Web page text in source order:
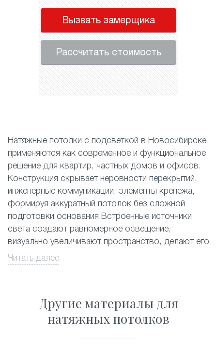
Вызвать замерщика
Рассчитать стоимость
Натяжные потолки с подсветкой в Новосибирске
применяются как современное и функциональное
решение для квартир, частных домов и офисов.
Конструкция скрывает неровности перекрытий,
инженерные коммуникации, элементы крепежа,
формируя аккуратный потолок без сложной
подготовки основания.Встроенные источники
света создают равномерное освещение,
визуально увеличивают пространство, делают его
более комфортным. Материалы устойчивы к
перепадам температуры, не накапливают
очищаются обычными средствами.
Потолки с подсветкой помогают поддерживать
аккуратный интерьер и позволяют гибко
Читать далее
Другие материалы для
натяжных потолков